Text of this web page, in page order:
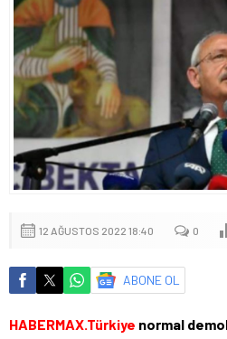
12 AĞUSTOS 2022 18:40 0
ABONE OL
HABERMAX.Türkiye normal